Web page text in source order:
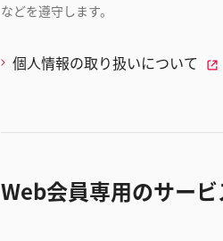
などを遵守します。
個人情報の取り扱いについて
Web会員専用のサービ